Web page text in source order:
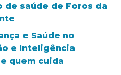
saúde de Foros da
e Saúde no
e Inteligência
quem cuida